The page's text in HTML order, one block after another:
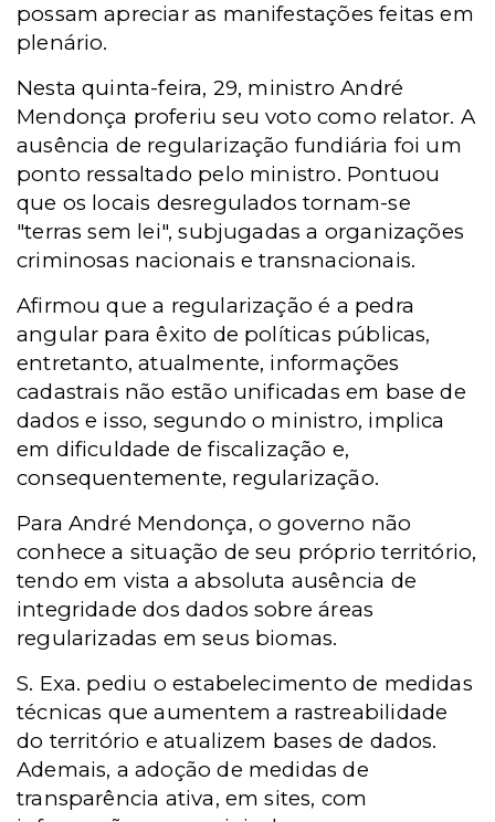
possam apreciar as manifestações feitas em
plenário.
Nesta quinta-feira, 29, ministro André
Mendonça proferiu seu voto como relator. A
ausência de regularização fundiária foi um
ponto ressaltado pelo ministro. Pontuou
que os locais desregulados tornam-se
"terras sem lei", subjugadas a organizações
criminosas nacionais e transnacionais.
Afirmou que a regularização é a pedra
angular para êxito de políticas públicas,
entretanto, atualmente, informações
cadastrais não estão unificadas em base de
dados e isso, segundo o ministro, implica
em dificuldade de fiscalização e,
consequentemente, regularização.
Para André Mendonça, o governo não
conhece a situação de seu próprio território,
tendo em vista a absoluta ausência de
integridade dos dados sobre áreas
regularizadas em seus biomas.
S. Exa. pediu o estabelecimento de medidas
técnicas que aumentem a rastreabilidade
do território e atualizem bases de dados.
Ademais, a adoção de medidas de
transparência ativa, em sites, com